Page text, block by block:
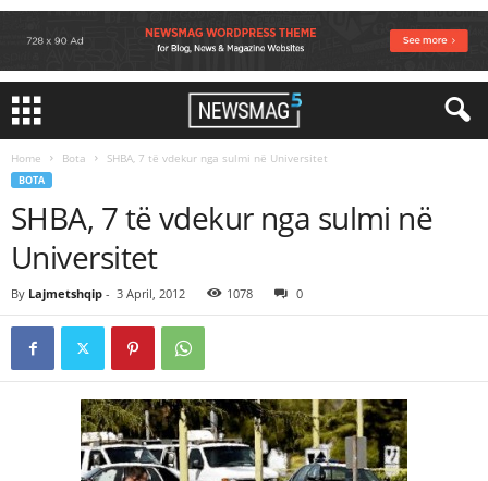
Home Bota SHBA, 7 të vdekur nga sulmi në Universitet
BOTA
SHBA, 7 të vdekur nga sulmi në
Universitet
By Lajmetshqip - 3 April, 2012 1078 0